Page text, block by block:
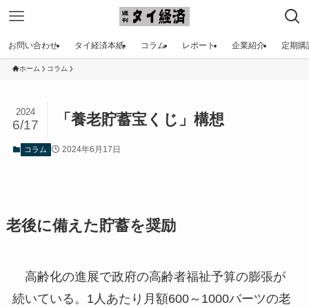
お問い合わせ タイ経済本紙 コラム レポート 企業紹介 定期購
ホーム コラム
「養老貯蓄宝くじ」構想
2024
6/17
コラム 2024年6月17日
老後に備えた貯蓄を奨励
高齢化の進展で政府の高齢者福祉予算の膨張が
続いている。1人あたり月額600～1000バーツの老